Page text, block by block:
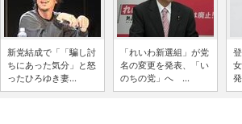
新党結成で「「騙し討
ちにあった気分」と怒
ったひろゆき妻...
「れいわ新選組」が党
名の変更を発表、「い
のちの党」へ ...